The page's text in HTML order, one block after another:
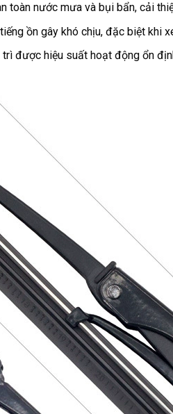
nước mưa và bụi bẩn, cải
ồn gây khó chịu, đặc biệt khi
được hiệu suất hoạt động ổn